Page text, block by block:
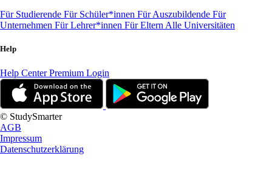
Für Studierende Für Schüler*innen Für Auszubildende Für
Unternehmen Für Lehrer*innen Für Eltern Alle Universitäten
Help
Help CenterPremium Login
© StudySmarter
AGB
Impressum
Datenschutzerklärung